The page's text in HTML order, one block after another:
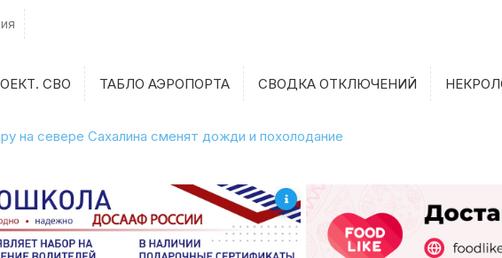
СВО ТАБЛО АЭРОПОРТА СВОДКА ОТКЛЮЧЕНИЙ
на севере Сахалина сменят дожди и похолодание